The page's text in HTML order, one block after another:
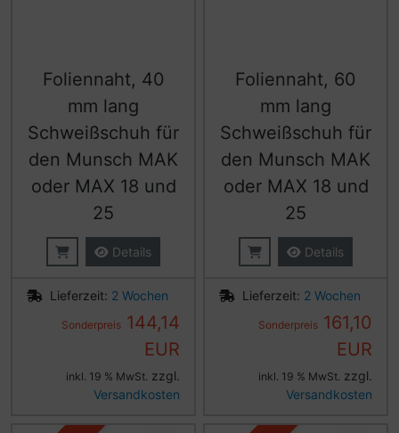
Foliennaht, 40
mm lang
Schweißschuh für
den Munsch MAK
oder MAX 18 und
25
Details
Lieferzeit: 2 Wochen
Sonderpreis 144,14
EUR
inkl. 19 % MwSt. zzgl.
Versandkosten
Foliennaht, 60
mm lang
Schweißschuh für
den Munsch MAK
oder MAX 18 und
25
Details
Lieferzeit: 2 Wochen
Sonderpreis 161,10
EUR
inkl. 19 % MwSt. zzgl.
Versandkosten